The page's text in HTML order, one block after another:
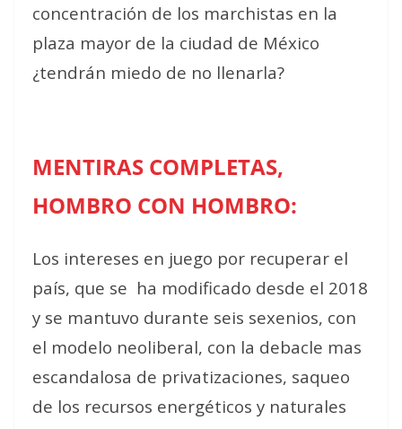
concentración de los marchistas en la
plaza mayor de la ciudad de México
¿tendrán miedo de no llenarla?
MENTIRAS COMPLETAS,
HOMBRO CON HOMBRO:
Los intereses en juego por recuperar el
país, que se ha modificado desde el 2018
y se mantuvo durante seis sexenios, con
el modelo neoliberal, con la debacle mas
escandalosa de privatizaciones, saqueo
de los recursos energéticos y naturales